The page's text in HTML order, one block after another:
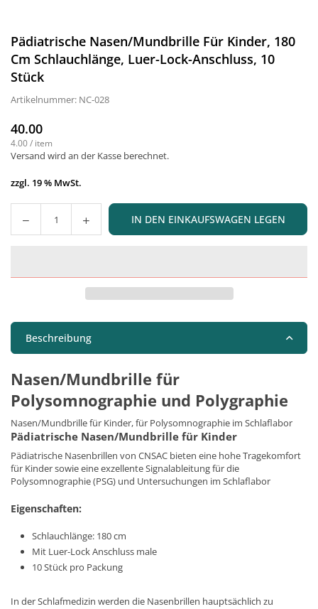
Pädiatrische Nasen/Mundbrille Für Kinder, 180
Cm Schlauchlänge, Luer-Lock-Anschluss, 10
Stück
Artikelnummer: NC-028
Normaler
Preis
40.00
4.00/ item
Versand wird an der Kasse berechnet.
zzgl. 19 % MwSt.
Menge IN DEN EINKAUFSWAGEN LEGEN
Beschreibung
Nasen/Mundbrille für
Polysomnographie und Polygraphie
Nasen/Mundbrille für Kinder, für Polysomnographie im Schlaflabor
Pädiatrische Nasen/Mundbrille für Kinder
Pädiatrische Nasenbrillen von CNSAC bieten eine hohe Tragekomfort
für Kinder sowie eine exzellente Signalableitung für die
Polysomnographie (PSG) und Untersuchungen im Schlaflabor
Eigenschaften:
Schlauchlänge: 180 cm
Mit Luer-Lock Anschluss male
10 Stück pro Packung
In der Schlafmedizin werden die Nasenbrillen hauptsächlich zu